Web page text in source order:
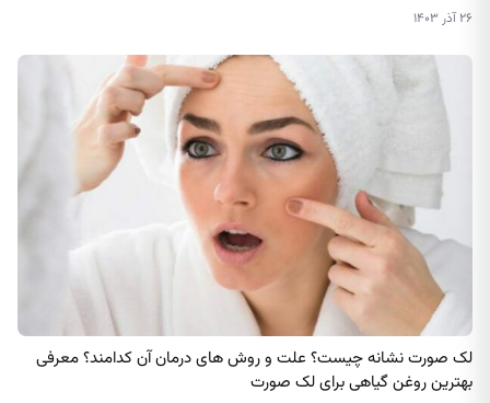
۲۶ آذر ۱۴۰۳
لک صورت نشانه چیست؟ علت و روش‌ های درمان آن کدامند؟ معرفی
بهترین روغن گیاهی برای لک صورت